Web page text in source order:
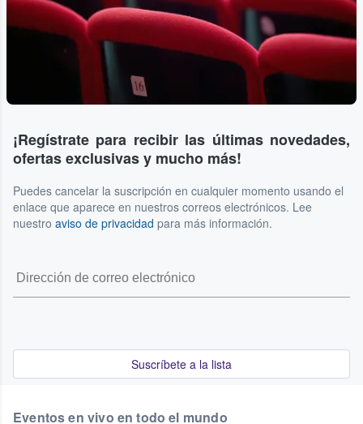
¡Regístrate para recibir las últimas novedades,
ofertas exclusivas y mucho más!
Puedes cancelar la suscripción en cualquier momento usando el
enlace que aparece en nuestros correos electrónicos. Lee
nuestro aviso de privacidad para más información.
Suscríbete a la lista
Eventos en vivo en todo el mundo